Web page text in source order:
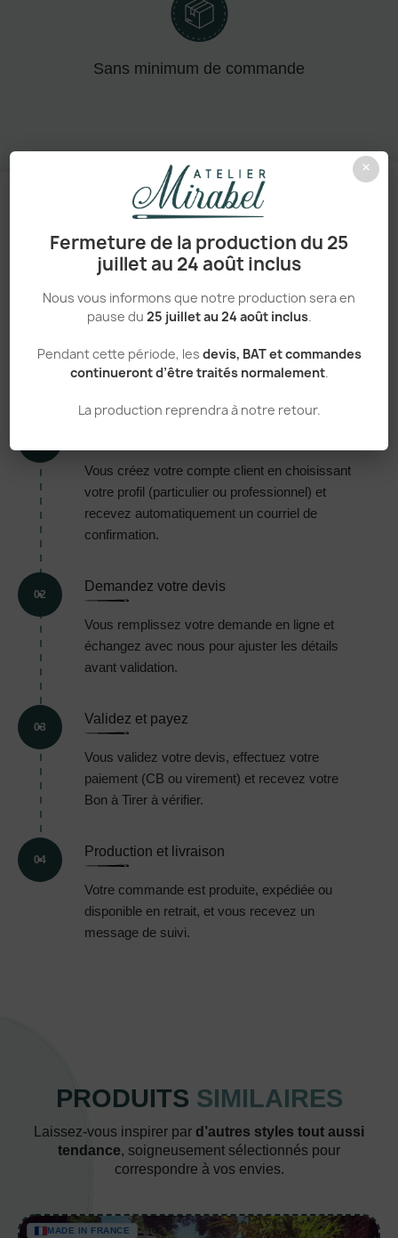
×
Fermeture de la production du 25
juillet au 24 août inclus
Nous vous informons que notre production sera en
pause du 25 juillet au 24 août inclus.
Pendant cette période, les devis, BAT et commandes
continueront d’être traités normalement.
La production reprendra à notre retour.
Sans minimum de commande
Un processus simple et transparent
VOTRE
COMMANDE,EN 5
ÉTAPES
Vous créez votre compte client en choisissant
votre profil (particulier ou professionnel) et
recevez automatiquement un courriel de
confirmation.
02
Demandez votre devis
Vous remplissez votre demande en ligne et
échangez avec nous pour ajuster les détails
avant validation.
03
Validez et payez
Vous validez votre devis, effectuez votre
paiement (CB ou virement) et recevez votre
Bon à Tirer à vérifier.
04
Production et livraison
Votre commande est produite, expédiée ou
disponible en retrait, et vous recevez un
message de suivi.
PRODUITS SIMILAIRES
Laissez-vous inspirer par d’autres styles tout aussi
tendance, soigneusement sélectionnés pour
correspondre à vos envies.
MADE IN FRANCE